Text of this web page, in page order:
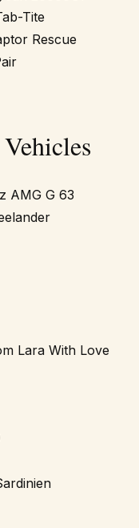
Tite
Rescue
AMG G 63
Lara With Love